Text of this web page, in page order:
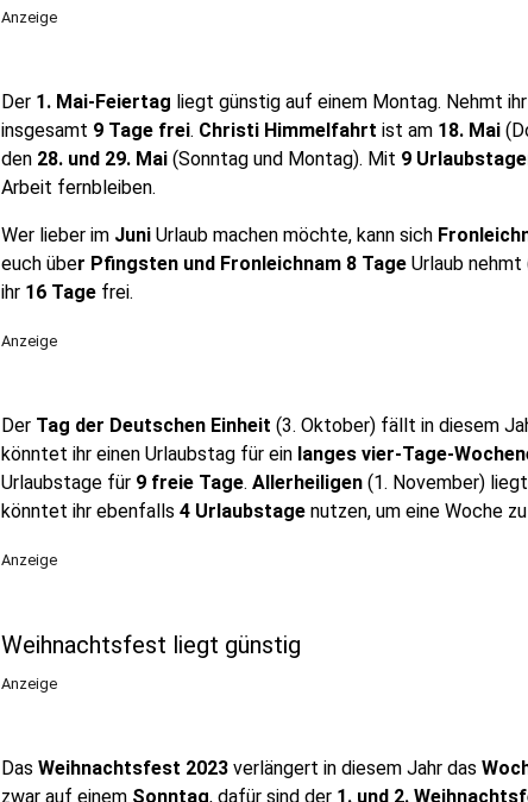
Anzeige
Der 1. Mai-Feiertag liegt günstig auf einem Montag. Nehmt
insgesamt 9 Tage frei. Christi Himmelfahrt ist am 18. Mai
den 28. und 29. Mai (Sonntag und Montag). Mit 9
Arbeit fernbleiben.
Wer lieber im Juni Urlaub machen möchte, kann sich
euch über Pfingsten und Fronleichnam 8 Tage Urlaub
ihr 16 Tage frei.
Anzeige
Der Tag der Deutschen Einheit (3. Oktober) fällt in diesem
könntet ihr einen Urlaubstag für ein langes vier-Tage-
Urlaubstage für 9 freie Tage. Allerheiligen (1. November)
könntet ihr ebenfalls 4 Urlaubstage nutzen, um eine Woche
Anzeige
Weihnachtsfest liegt günstig
Anzeige
Das Weihnachtsfest 2023 verlängert in diesem Jahr das
zwar auf einem Sonntag, dafür sind der 1. und 2.